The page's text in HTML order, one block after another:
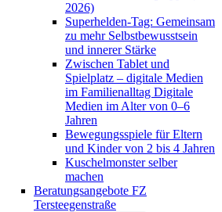
2026)
Superhelden-Tag: Gemeinsam
zu mehr Selbstbewusstsein
und innerer Stärke
Zwischen Tablet und
Spielplatz – digitale Medien
im Familienalltag Digitale
Medien im Alter von 0–6
Jahren
Bewegungsspiele für Eltern
und Kinder von 2 bis 4 Jahren
Kuschelmonster selber
machen
Beratungsangebote FZ
Tersteegenstraße